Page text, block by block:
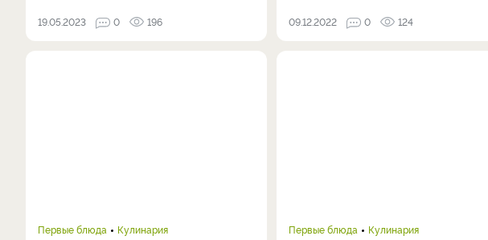
19.05.2023 0 196 09.12.2022 0 124
Первые блюда Кулинария Первые блюда Кулинария